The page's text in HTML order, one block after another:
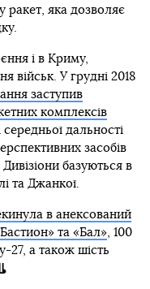
ракет, яка дозволяє
і в Криму,
військ. У грудні 2018
заступив
комплексів
дальності
засобів
базуються в
та Джанкої.
в анексований
та «Бал», 100
27, а також шість